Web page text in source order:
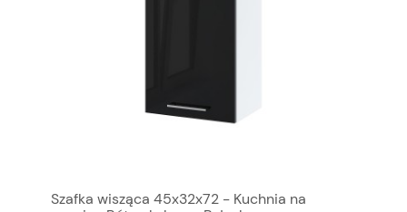
Szafka wisząca 45x32x72 - Kuchnia na